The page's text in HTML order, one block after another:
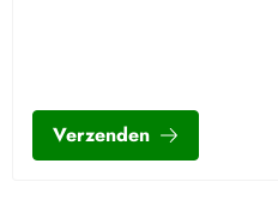
Verzenden